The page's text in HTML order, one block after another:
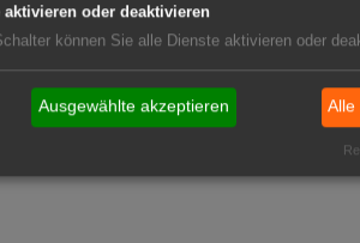
aktivieren oder deaktivieren
können Sie alle Dienste aktivieren oder
Ausgewählte akzeptieren Alle